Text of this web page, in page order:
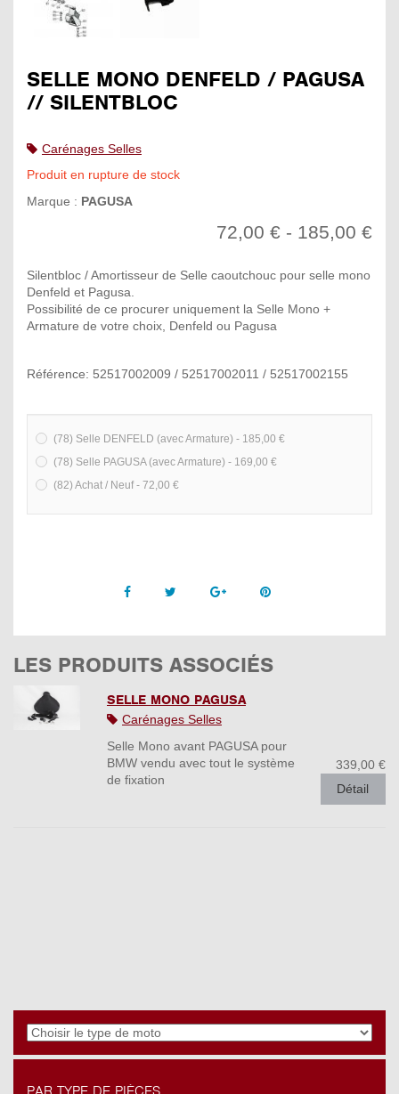
SELLE MONO DENFELD / PAGUSA
// SILENTBLOC
Carénages Selles
Produit en rupture de stock
Marque : PAGUSA
72,00 € - 185,00 €
Silentbloc / Amortisseur de Selle caoutchouc pour selle mono
Denfeld et Pagusa.
Possibilité de ce procurer uniquement la Selle Mono +
Armature de votre choix, Denfeld ou Pagusa
Référence: 52517002009 / 52517002011 / 52517002155
(78) Selle DENFELD (avec Armature) - 185,00 €
(78) Selle PAGUSA (avec Armature) - 169,00 €
(82) Achat / Neuf - 72,00 €
Facebook Twitter Google +Pinterest
LES PRODUITS ASSOCIÉS
SELLE MONO PAGUSA
Carénages Selles
Selle Mono avant PAGUSA pour
BMW vendu avec tout le système
de fixation
339,00 €
Détail